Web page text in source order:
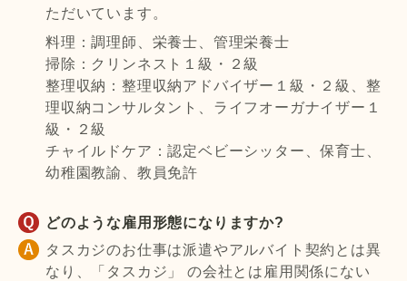
ただいています。
料理：調理師、栄養士、管理栄養士
掃除：クリンネスト１級・２級
整理収納：整理収納アドバイザー１級・２級、整
理収納コンサルタント、ライフオーガナイザー１
級・２級
チャイルドケア：認定ベビーシッター、保育士、
幼稚園教諭、教員免許
どのような雇用形態になりますか?
タスカジのお仕事は派遣やアルバイト契約とは異
なり、「タスカジ」 の会社とは雇用関係にない